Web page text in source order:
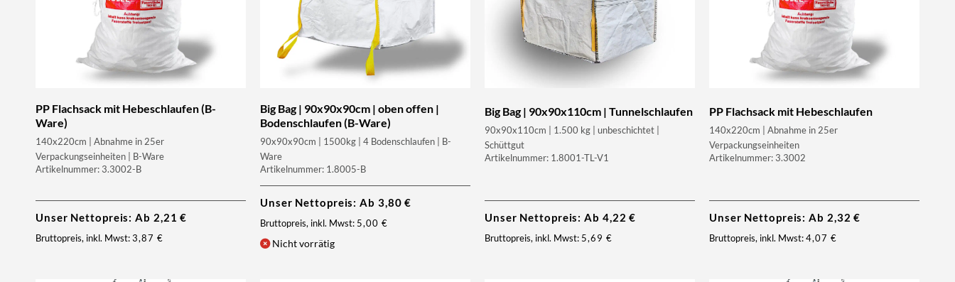
PP Flachsack mit Hebeschlaufen (B-
Ware)
140x220cm | Abnahme in 25er
Verpackungseinheiten | B-Ware
Artikelnummer: 3.3002-B
Unser Nettopreis: Ab 2,21€
Bruttopreis, inkl. Mwst:3,87 €
Big Bag | 90x90x90cm | oben offen |
Bodenschlaufen (B-Ware)
90x90x90cm | 1500kg | 4 Bodenschlaufen | B-
Ware
Artikelnummer: 1.8005-B
Unser Nettopreis: Ab 3,80€
Bruttopreis, inkl. Mwst: 5,00 €
Nicht vorrätig
Big Bag | 90x90x110cm | Tunnelschlaufen
90x90x110cm | 1.500 kg | unbeschichtet |
Schüttgut
Artikelnummer: 1.8001-TL-V1
Unser Nettopreis: Ab 4,22€
Bruttopreis, inkl. Mwst: 5,69 €
PP Flachsack mit Hebeschlaufen
140x220cm | Abnahme in 25er
Verpackungseinheiten
Artikelnummer: 3.3002
Unser Nettopreis: Ab 2,32€
Bruttopreis, inkl. Mwst:4,07 €